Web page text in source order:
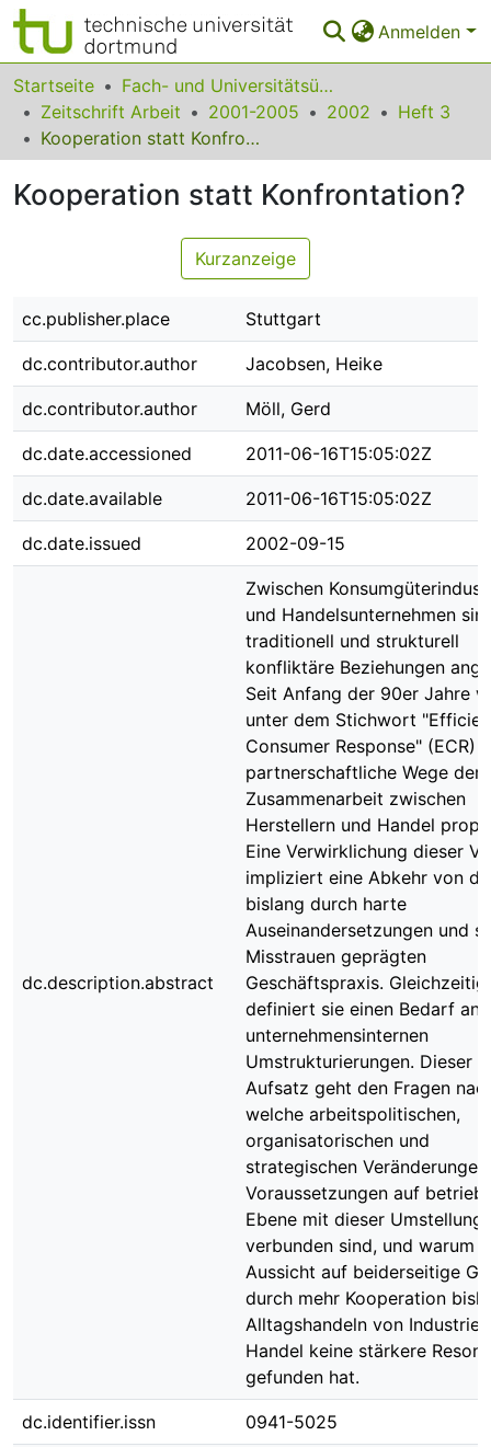
Anmelden
Bereiche & Sammlungen
Das gesamte Repositorium
Startseite
Fach- und Universitätsübergreifendes
Zeitschrift Arbeit
2001-2005 2002
Heft 3
Kooperation statt Konfrontation?
Kooperation statt Konfrontation?
Kurzanzeige
cc.publisher.place Stuttgart
dc.contributor.author Jacobsen, Heike
dc.contributor.author Möll, Gerd
dc.date.accessioned 2011-06-16T15:05:02Z
dc.date.available 2011-06-16T15:05:02Z
dc.date.issued 2002-09-15
dc.description.abstract
Zwischen
und Handelsunternehmen
traditionell und strukturell
konfliktäre Beziehungen
Seit Anfang der 90er Jahre
unter dem Stichwort
Consumer Response" (ECR)
partnerschaftliche Wege der
Zusammenarbeit zwischen
Herstellern und Handel
Eine Verwirklichung dieser
impliziert eine Abkehr von
bislang durch harte
Auseinandersetzungen und
Misstrauen geprägten
Geschäftspraxis. Gleichzeitig
definiert sie einen Bedarf an
unternehmensinternen
Umstrukturierungen. Dieser
Aufsatz geht den Fragen
welche arbeitspolitischen,
organisatorischen und
strategischen
Voraussetzungen auf
Ebene mit dieser Umstellung
verbunden sind, und warum
Aussicht auf beiderseitige
durch mehr Kooperation
Alltagshandeln von Industrie
Handel keine stärkere
gefunden hat.
dc.identifier.issn 0941-5025